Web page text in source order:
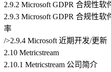
2.9.2 Microsoft GDPR 合规性软
2.9.3 Microsoft GDPR 合规性
率
/>2.9.4 Microsoft 近期开发/更新
2.10 Metricstream
2.10.1 Metricstream 公司简介